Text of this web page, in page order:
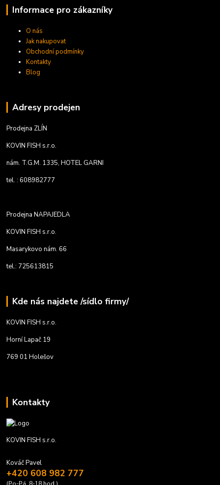
Informace pro zákazníky
O nás
Jak nakupovat
Obchodní podmínky
Kontakty
Blog
Adresy prodejen
Prodejna ZLÍN
KOVIN FISH s.r.o.
nám. T.G.M. 1335, HOTEL GARNI
tel. : 608982777
Prodejna NAPAJEDLA
KOVIN FISH s.r.o.
Masarykovo nám. 66
tel.: 725613815
Kde nás najdete /sídlo firmy/
KOVIN FISH s.r.o.
Horní Lapač 19
769 01 Holešov
Kontakty
KOVIN FISH s.r.o.
Kováč Pavel
+420 608 982 777
(Po-Pá, 8-18 hod.)